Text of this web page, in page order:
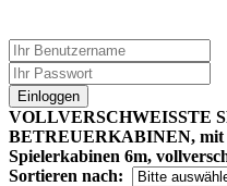
Einloggen
VOLLVERSCHWEISSTE
BETREUERKABINEN, mit
Spielerkabinen 6m,
Sortieren nach: